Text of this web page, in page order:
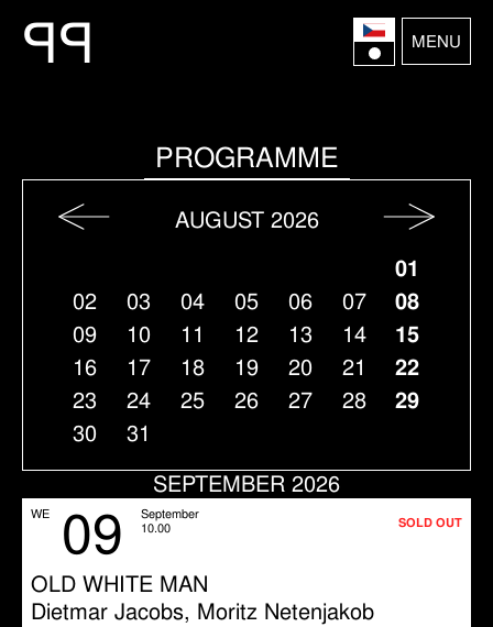
PP MENU
PROGRAMME
SEPTEMBER 2026
WE 09
September
10.00
OLD WHITE MAN
Dietmar Jacobs, Moritz Netenjakob
SOLD OUT
AUGUST 2026
01
02
03 04 05 06 07
08
09
10 11 12 13 14
15
16
17 18 19 20 21
22
23
24 25 26 27 28
29
30
31